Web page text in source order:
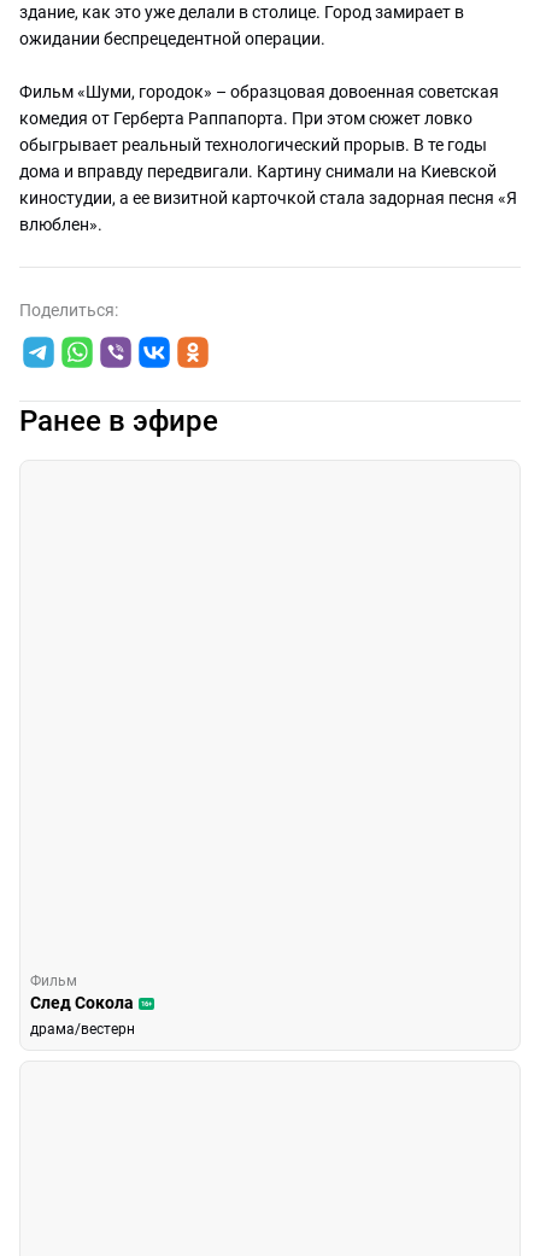
здание, как это уже делали в столице. Город замирает в
ожидании беспрецедентной операции.
Фильм «Шуми, городок» – образцовая довоенная советская
комедия от Герберта Раппапорта. При этом сюжет ловко
обыгрывает реальный технологический прорыв. В те годы
дома и вправду передвигали. Картину снимали на Киевской
киностудии, а ее визитной карточкой стала задорная песня «Я
влюблен».
Поделиться:
Ранее в эфире
Фильм
След Сокола 16+
драма/вестерн